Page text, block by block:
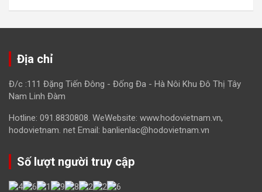
Địa chỉ
Đ/c :111 Đặng Tiến Đông - Đống Đa - Hà Nôi Khu Đô Thị Tây
Nam Linh Đàm
Hotline: 091.8830808. WeWebsite: www.hodovietnam.vn,
hodovietnam. net Email: banlienlac@hodovietnam.vn
Số lượt người truy cập